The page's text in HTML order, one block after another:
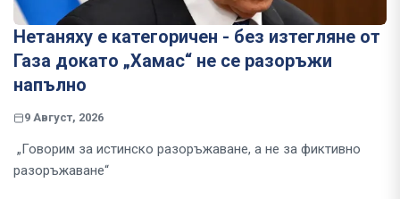
Нетаняху е категоричен - без изтегляне от
Газа докато „Хамас“ не се разоръжи
напълно
9 Август, 2026
„Говорим за истинско разоръжаване, а не за фиктивно
разоръжаване“